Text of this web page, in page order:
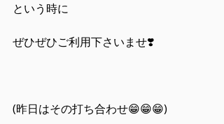
という時に
ぜひぜひご利用下さいませ❣️
(昨日はその打ち合わせ😁😁😁)